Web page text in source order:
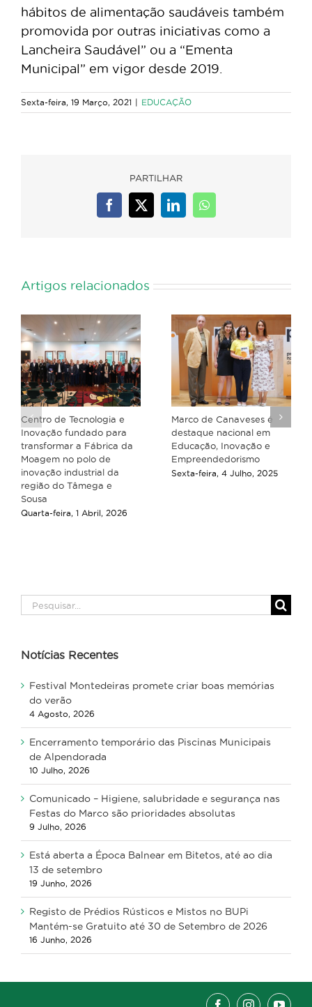
hábitos de alimentação saudáveis também
promovida por outras iniciativas como a
Lancheira Saudável” ou a “Ementa
Municipal” em vigor desde 2019.
Sexta-feira, 19 Março, 2021 | EDUCAÇÃO
PARTILHAR
Facebook
X LinkedInWhatsApp
Artigos relacionados
Centro de Tecnologia e
Inovação fundado para
transformar a Fábrica da
Moagem no polo de
inovação industrial da
região do Tâmega e
Sousa
Quarta-feira, 1 Abril, 2026
Marco de Canaveses é
destaque nacional em
Educação, Inovação e
Empreendedorismo
Sexta-feira, 4 Julho, 2025
Pesquisar
Notícias Recentes
Festival Montedeiras promete criar boas memórias
do verão
4 Agosto, 2026
Encerramento temporário das Piscinas Municipais
de Alpendorada
10 Julho, 2026
Comunicado – Higiene, salubridade e segurança nas
Festas do Marco são prioridades absolutas
9 Julho, 2026
Está aberta a Época Balnear em Bitetos, até ao dia
13 de setembro
19 Junho, 2026
Registo de Prédios Rústicos e Mistos no BUPi
Mantém-se Gratuito até 30 de Setembro de 2026
16 Junho, 2026